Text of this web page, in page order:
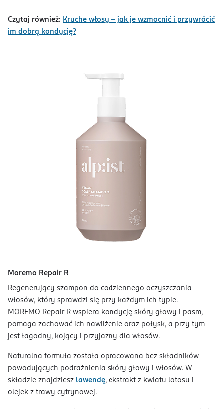
Czytaj również: Kruche włosy - jak je wzmocnić i przywrócić
im dobrą kondycję?
Moremo Repair R
Regenerujący szampon do codziennego oczyszczania
włosów, który sprawdzi się przy każdym ich typie.
MOREMO Repair R wspiera kondycję skóry głowy i pasm,
pomaga zachować ich nawilżenie oraz połysk, a przy tym
jest łagodny, kojący i przyjazny dla włosów.
Naturalna formuła została opracowana bez składników
powodujących podrażnienia skóry głowy i włosów. W
składzie znajdziesz lawendę, ekstrakt z kwiatu lotosu i
olejek z trawy cytrynowej.